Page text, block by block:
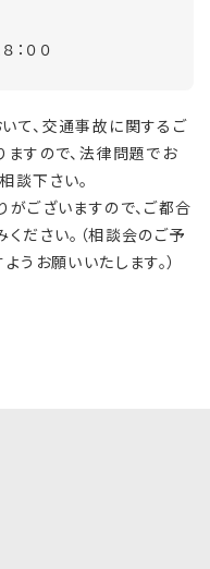
：００
て、交通事故に関するご
すので、法律問題でお
談下さい。
ございますので、ご都合
ださい。（相談会のご予
お願いいたします。）